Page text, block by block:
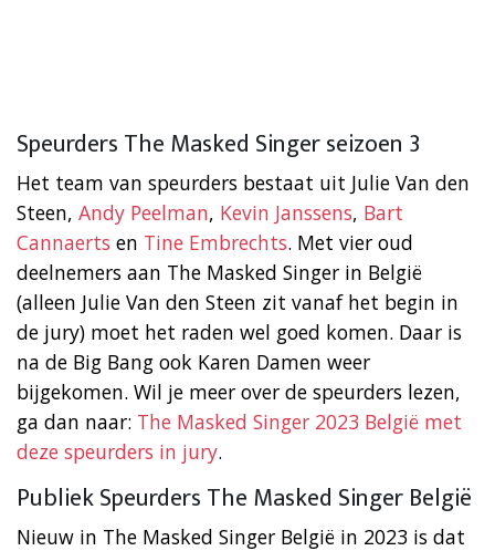
Speurders The Masked Singer seizoen 3
Het team van speurders bestaat uit Julie Van den
Steen, Andy Peelman, Kevin Janssens, Bart
Cannaerts en Tine Embrechts. Met vier oud
deelnemers aan The Masked Singer in België
(alleen Julie Van den Steen zit vanaf het begin in
de jury) moet het raden wel goed komen. Daar is
na de Big Bang ook Karen Damen weer
bijgekomen. Wil je meer over de speurders lezen,
ga dan naar: The Masked Singer 2023 België met
deze speurders in jury.
Publiek Speurders The Masked Singer België
Nieuw in The Masked Singer België in 2023 is dat